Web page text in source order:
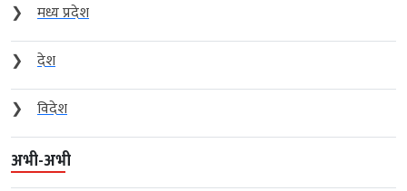
❯
मध्य प्रदेश
❯
देश
❯
विदेश
अभी-अभी